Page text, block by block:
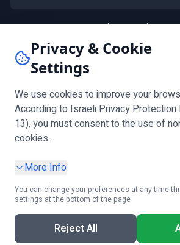
וליצירת קשר לגבי פנייתי
ומבצעים (אופציונלי)
לפני מילוי הטופס
בקשת מידע אישי
Privacy & Cookie
Settings
We use cookies to improve your
According to Israeli Privacy Protection
13), you must consent to the use of
cookies.
More Info
You can change your preferences at any time
settings at the bottom of the page
Reject All